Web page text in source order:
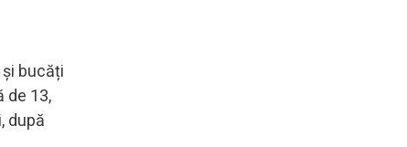
bucăți
de 13,
după